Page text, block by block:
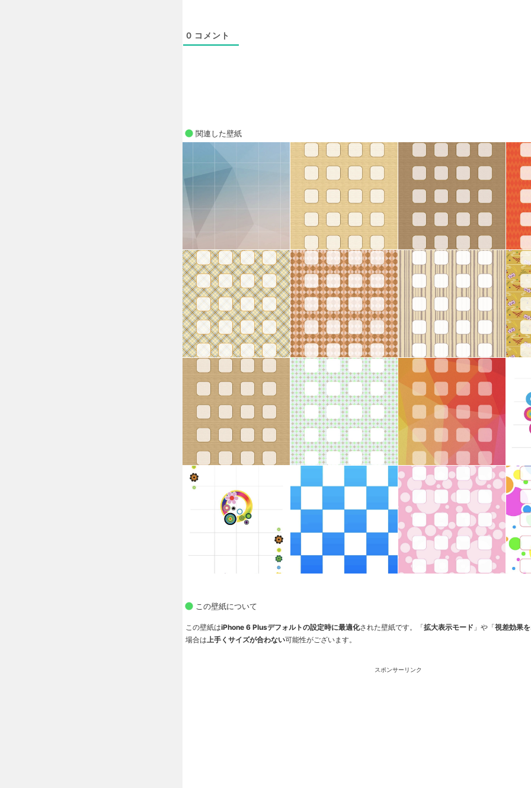
0 コメント
関連した壁紙
この壁紙について
この壁紙はiPhone 6 Plusデフォルトの設定時に最適化された壁紙です。「拡大表示モード 」や「視差効果
場合は上手くサイズが合わない可能性がございます。
スポンサーリンク